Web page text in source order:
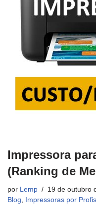
Impressora
(Ranking de
por Lemp
19 de outubro
Blog, Impressoras por